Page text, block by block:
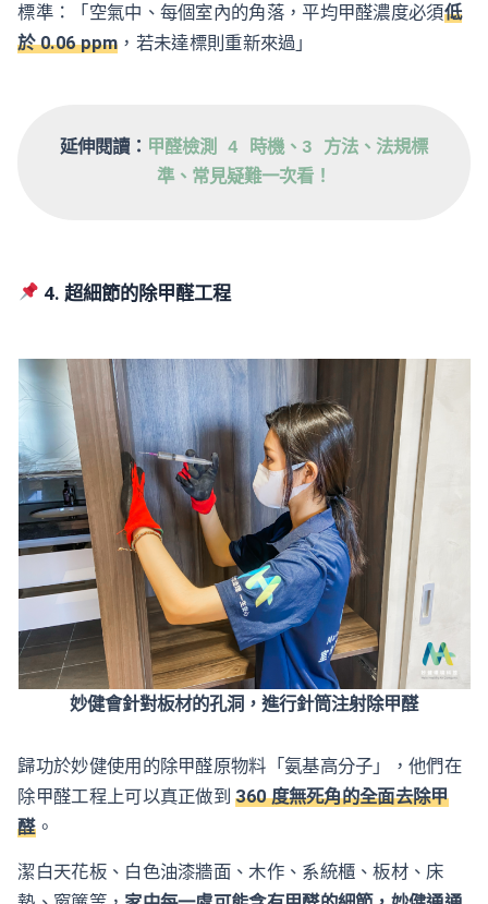
標準：「空氣中、每個室內的角落，平均甲醛濃度必須低
於 0.06 ppm ，若未達標則重新來過」
延伸閱讀： 甲醛檢測 4 時機、3 方法、法規標
準、常見疑難一次看！
4. 超細節的除甲醛工程
妙健會針對板材的孔洞，進行針筒注射除甲醛
歸功於妙健使用的除甲醛原物料「氨基高分子」，他們在
除甲醛工程上可以真正做到 360 度無死角的全面去除甲
醛。
潔白天花板、白色油漆牆面、木作、系統櫃、板材、床